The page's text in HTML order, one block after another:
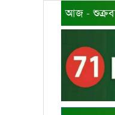
আজ -